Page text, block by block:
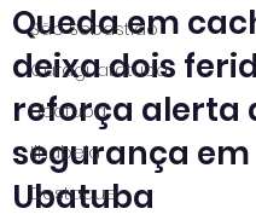
São Sebastião
Caraguatatuba
Ubatuba
Ilhabela
Destaque
Queda em
deixa dois
reforça alerta
segurança em
Ubatuba